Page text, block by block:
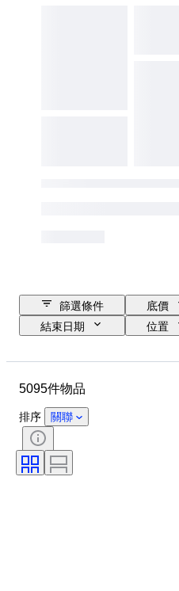
篩選條件 底價
結束日期
位置
時期
葡萄酒產區
葡萄酒原產地命名控制／分類
Wine Fill Level
葡萄品種
5095件物品
排序 關聯